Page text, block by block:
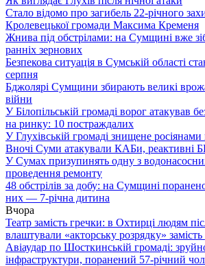
Стало відомо про загибель 22-річного
Кролевецької громади Максима Кременя
Жнива під обстрілами: на Сумщині вже
ранніх зернових
Безпекова ситуація в Сумській області
серпня
Бджолярі Сумщини збирають великі
війни
У Білопільській громаді ворог атакував
на ринку: 10 постраждалих
У Глухівській громаді знищене
Вночі Суми атакували КАБи, реактивні
У Сумах призупинять одну з
проведення ремонту
48 обстрілів за добу: на Сумщині
них — 7-річна дитина
Вчора
Театр замість гречки: в Охтирці людям
влаштували «акторську розрядку»
Авіаудар по Шосткинській громаді:
інфраструктури, поранений 57-річний